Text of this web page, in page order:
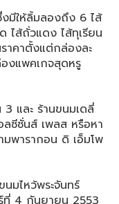
งมีให้ลิ้มลองถึง 6 ไส้
ไส้ถั่วแดง ไส้ทุเรียน
าคาตั้งแต่กล่องละ
งแพคเกจสุดหรู
และ ร้านขนมเดลี่
ซีซั่นส์ เพลส หรือหา
พารากอน ดิ เอ็มโพ
มไหว้พระจันทร์